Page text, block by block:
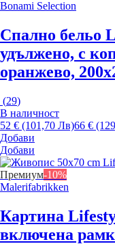
Bonami Selection
Спално бельо
удължено, с
оранжево,
(29)
В наличност
52 € (101,70 Лв)66 €
Добави
Добави
Премиум-10%
Malerifabrikken
Картина
включена